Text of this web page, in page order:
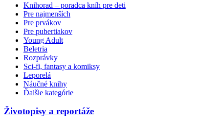
Knihorad – poradca kníh pre deti
Pre najmenších
Pre prvákov
Pre pubertiakov
Young Adult
Beletria
Rozprávky
Sci-fi, fantasy a komiksy
Leporelá
Náučné knihy
Ďalšie kategórie
Životopisy a reportáže